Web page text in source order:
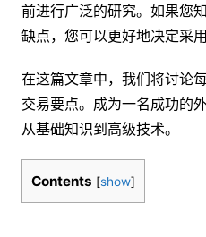
前进行广泛的研究。如果您
缺点，您可以更好地决定采用
在这篇文章中，我们将讨论
交易要点。成为一名成功的
从基础知识到高级技术。
Contents [show]